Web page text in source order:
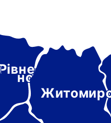
нська